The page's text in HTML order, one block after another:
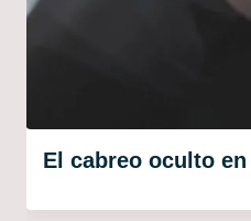
El cabreo oculto